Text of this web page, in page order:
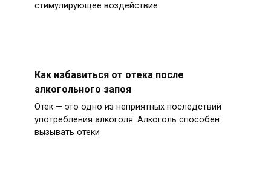
стимулирующее воздействие
Как избавиться от отека после
алкогольного запоя
Отек — это одно из неприятных последствий
употребления алкоголя. Алкоголь способен
вызывать отеки